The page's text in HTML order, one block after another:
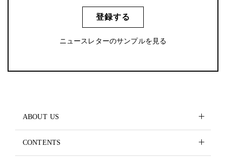
登録する
ニュースレターのサンプルを見る
ABOUT US
CONTENTS